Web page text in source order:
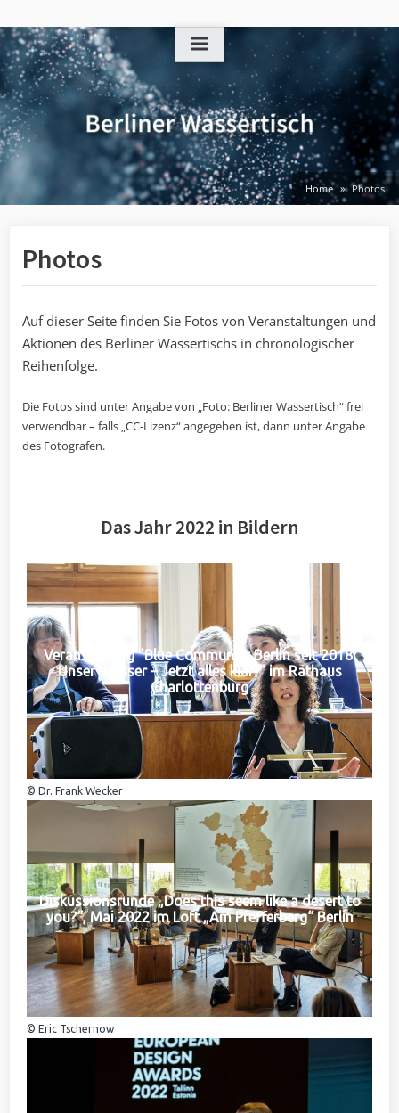
to
content
Home Photos
Photos
Auf dieser Seite finden Sie Fotos von Veranstaltungen und
Aktionen des Berliner Wassertischs in chronologischer
Reihenfolge.
Die Fotos sind unter Angabe von „Foto: Berliner Wassertisch“ frei
verwendbar – falls „CC-Lizenz“ angegeben ist, dann unter Angabe
des Fotografen.
Das Jahr 2022 in Bildern
Veranstaltung "Blue Community Berlin seit 2018:
Unser Wasser – Jetzt alles klar?" im Rathaus
Charlottenburg
© Dr. Frank Wecker
Diskussionsrunde „Does this seem like a desert to
you?“, Mai 2022 im Loft „Am Pfefferberg“ Berlin
© Eric Tschernow